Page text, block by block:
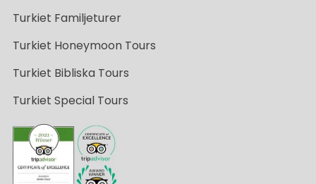
Turkiet Familjeturer
Turkiet Honeymoon Tours
Turkiet Bibliska Tours
Turkiet Special Tours